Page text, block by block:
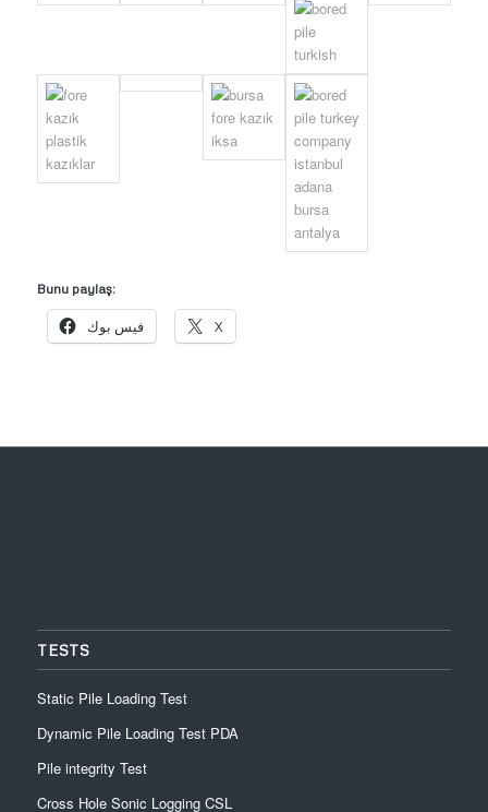
Bunu paylaş:
فيس بوك X
TESTS
Static Pile Loading Test
Dynamic Pile Loading Test PDA
Pile integrity Test
Cross Hole Sonic Logging CSL